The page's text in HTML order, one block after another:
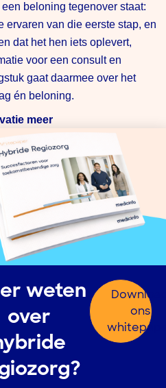
beloning tegenover staat:
ervaren van die eerste stap, en
dat het hen iets oplevert,
voor een consult en
gaat daarmee over het
én beloning.
meer
zorg het nieuwe normaal
zijn. Niet alles kan digitaal,
situaties waarbij je
kunnen kijken. En fysiek
natuurlijk noodzakelijk.
zorg digitaal te organiseren
werkdruk, benutten we
we zorg toegankelijk houden,
ontstaan.
meer. Dat is een
en nu. En daarvoor is het
digitale zorg omkeren. In
alternatief boven op het
moeten we het startpunt van
weten
over
ons